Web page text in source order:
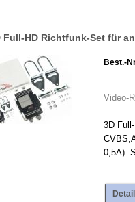
Full-HD Richtfunk-Set für
Best.-
Video-
3D
0,5A).